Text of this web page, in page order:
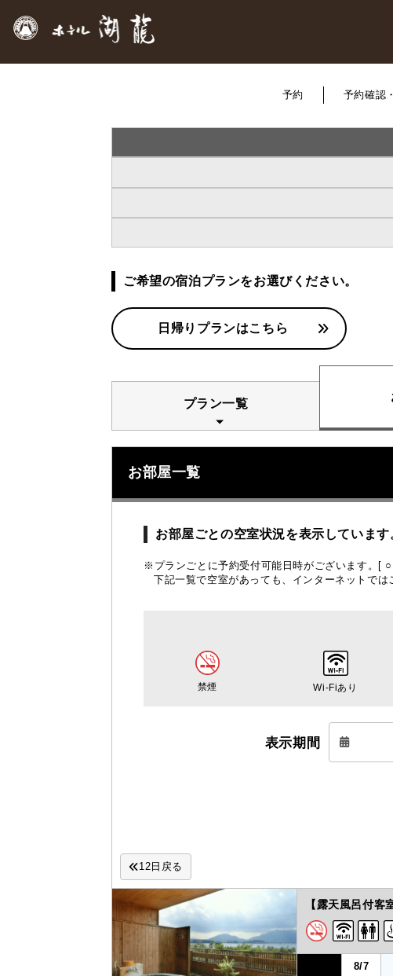
予約 予約確認
ご希望の宿泊プランをお選びください。
日帰りプランはこちら
プラン一覧
お部屋一覧
お部屋ごとの空室状況を表示していま
※プランごとに予約受付可能日時がございます。[
下記一覧で空室があっても、インターネットで
禁煙 Wi-Fiあり
表示期間
12日戻る
【露天風呂付
8/7